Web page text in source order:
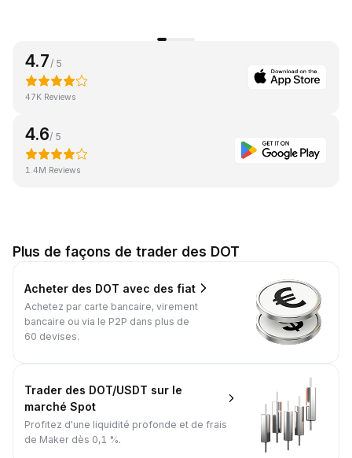
4.7 / 5
47K Reviews
4.6/ 5
1.4M Reviews
Plus de façons de trader des DOT
Acheter des DOT avec des fiat
Achetez par carte bancaire, virement
bancaire ou via le P2P dans plus de
60 devises.
Trader des DOT/USDT sur le
marché Spot
Profitez d'une liquidité profonde et de frais
de Maker dès 0,1 %.